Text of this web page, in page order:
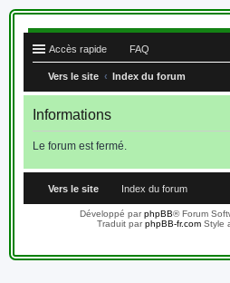
Accès rapide FAQ
Vers le site Index du forum
Informations
Le forum est fermé.
Vers le site Index du forum
Développé parphpBB® Forum
Traduit parphpBB-fr.comStyle